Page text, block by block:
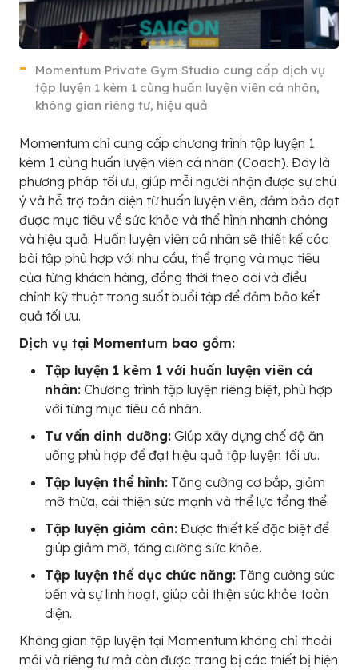
Momentum Private Gym Studio cung cấp dịch vụ
tập luyện 1 kèm 1 cùng huấn luyện viên cá nhân,
không gian riêng tư, hiệu quả
Momentum chỉ cung cấp chương trình tập luyện 1
kèm 1 cùng huấn luyện viên cá nhân (Coach). Đây là
phương pháp tối ưu, giúp mỗi người nhận được sự chú
ý và hỗ trợ toàn diện từ huấn luyện viên, đảm bảo đạt
được mục tiêu về sức khỏe và thể hình nhanh chóng
và hiệu quả. Huấn luyện viên cá nhân sẽ thiết kế các
bài tập phù hợp với nhu cầu, thể trạng và mục tiêu
của từng khách hàng, đồng thời theo dõi và điều
chỉnh kỹ thuật trong suốt buổi tập để đảm bảo kết
quả tối ưu.
Dịch vụ tại Momentum bao gồm:
Tập luyện 1 kèm 1 với huấn luyện viên cá
nhân: Chương trình tập luyện riêng biệt, phù hợp
với từng mục tiêu cá nhân.
Tư vấn dinh dưỡng: Giúp xây dựng chế độ ăn
uống phù hợp để đạt hiệu quả tập luyện tối ưu.
Tập luyện thể hình: Tăng cường cơ bắp, giảm
mỡ thừa, cải thiện sức mạnh và thể lực tổng thể.
Tập luyện giảm cân: Được thiết kế đặc biệt để
giúp giảm mỡ, tăng cường sức khỏe.
Tập luyện thể dục chức năng: Tăng cường sức
bền và sự linh hoạt, giúp cải thiện sức khỏe toàn
diện.
Không gian tập luyện tại Momentum không chỉ thoải
mái và riêng tư mà còn được trang bị các thiết bị hiện